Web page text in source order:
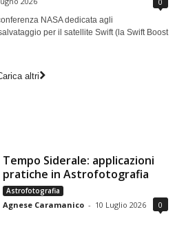
NASA dedicata agli
per il satellite Swift (la Swift Boost
altri
Tempo Siderale: applicazioni
pratiche in Astrofotografia
Astrofotografia
Agnese Caramanico - 10 Luglio 2026 0